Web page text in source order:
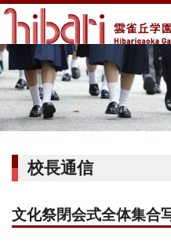
校長通信
文化祭閉会式全体集